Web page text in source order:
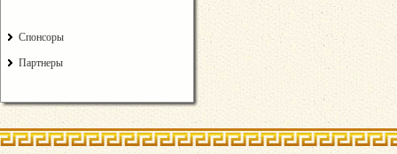
Спонсоры
Партнеры